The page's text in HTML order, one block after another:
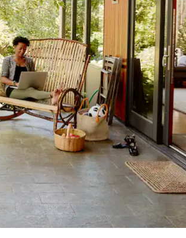
e poshtë ose eksploro duke prekur ose duke